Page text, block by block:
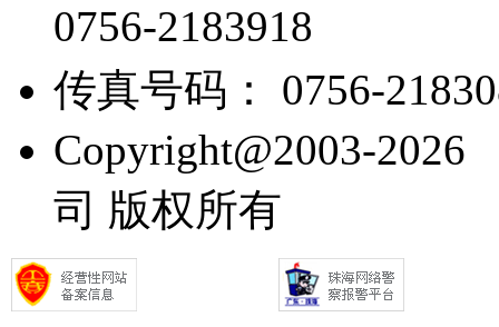
0756-2183918
传真号码： 0756-
Copyright@2003-
司 版权所有